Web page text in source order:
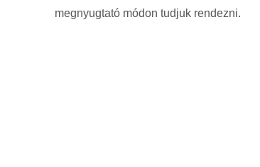
megnyugtató módon tudjuk rendezni.